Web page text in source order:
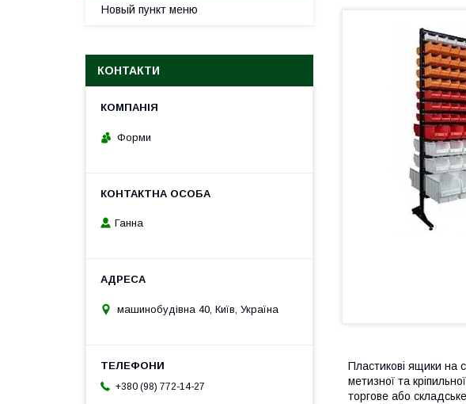
Пластикові ящики на
метизної та
торгове або
Новый пункт меню
КОНТАКТИ
Форми
Ганна
машинобудівна 40, Київ, Україна
+380 (98) 772-14-27